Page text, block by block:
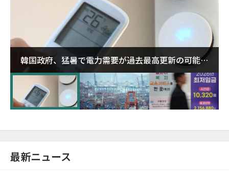
韓国政府、猛暑で電力需要が過去最高更新の可能性
に需給対応体制を点検
最新ニュース